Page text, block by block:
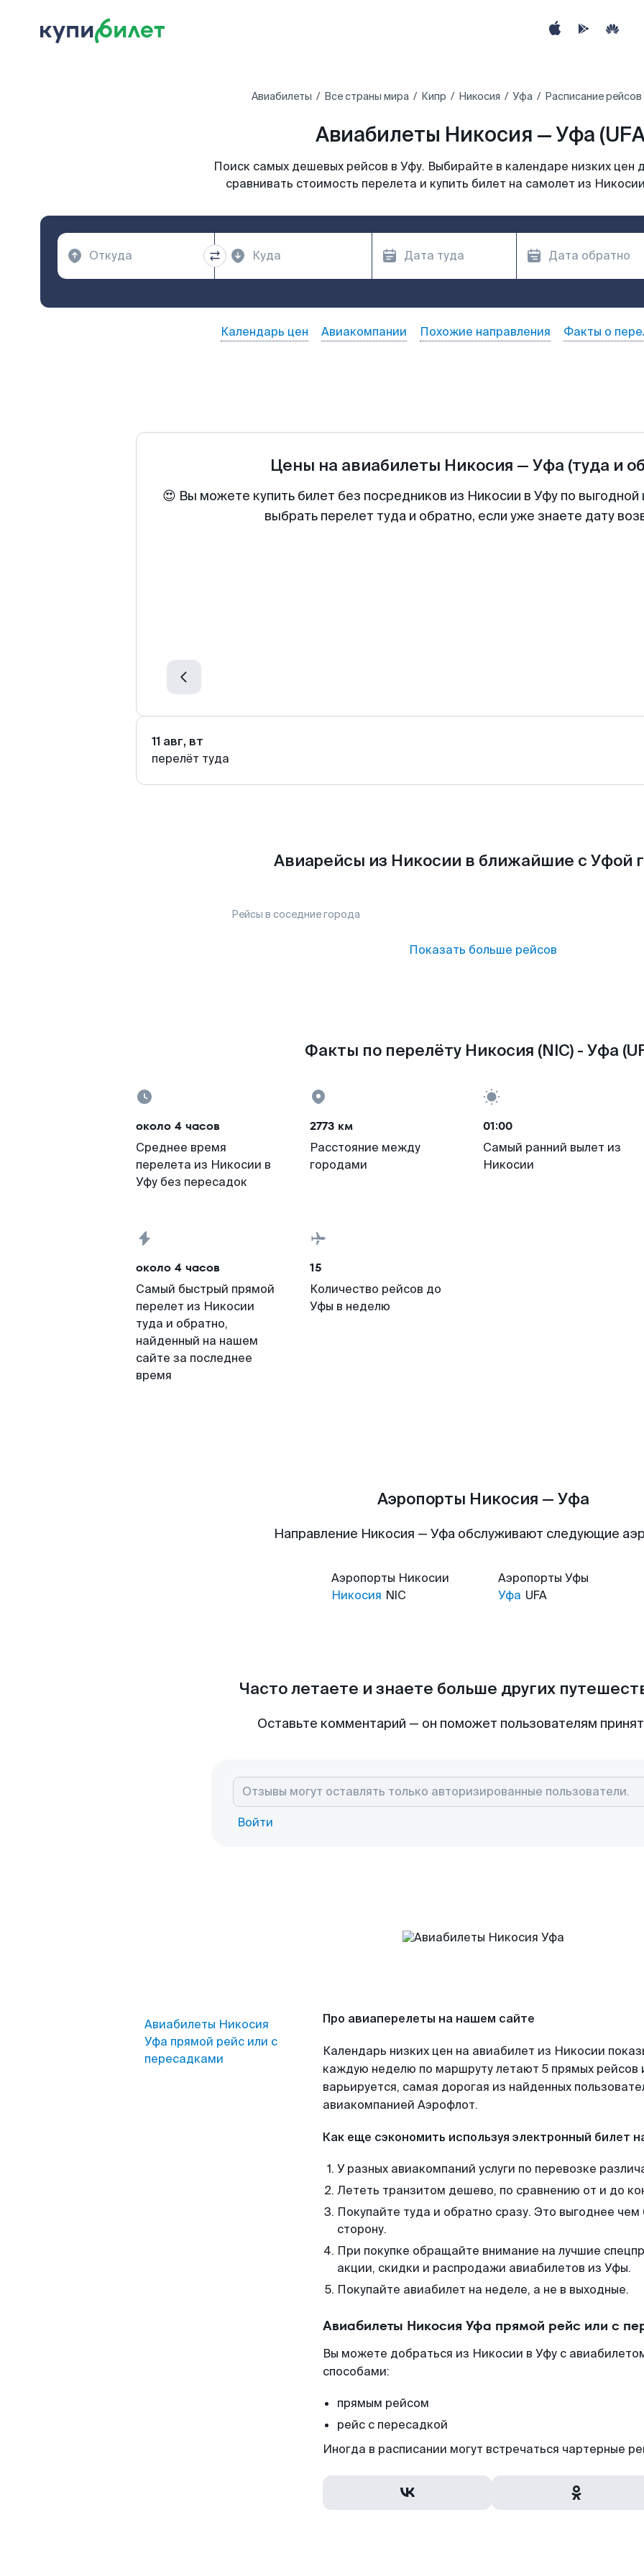
Авиабилеты Все страны мира Кипр Никосия Уфа Расписание
Авиабилеты Никосия — Уфа
Поиск самых дешевых рейсов в Уфу. Выбирайте в календаре низких цен
сравнивать стоимость перелета и купить билет на самолет из
Календарь цен Авиакомпании Похожие направления Факты о
Цены на авиабилеты Никосия — Уфа (туда и
😍 Вы можете купить билет без посредников из Никосии в Уфу по
выбрать перелет туда и обратно, если уже знаете дату
11 авг, вт
перелёт туда
Авиарейсы из Никосии в ближайшие с Уфой
Рейсы в соседние города
Показать больше рейсов
Факты по перелёту Никосия (NIC) - Уфа
около 4 часов
Среднее время
перелета из Никосии в
Уфу без пересадок
2773 км
Расстояние между
городами
01:00
Самый ранний вылет из
Никосии
около 4 часов
Самый быстрый прямой
перелет из Никосии
туда и обратно,
найденный на нашем
сайте за последнее
время
15
Количество рейсов до
Уфы в неделю
Аэропорты Никосия — Уфа
Направление Никосия — Уфа обслуживают следующие
Аэропорты Никосии
Никосия NIC
Аэропорты Уфы
Уфа UFA
Часто летаете и знаете больше других
Оставьте комментарий — он поможет пользователям
Войти
Авиабилеты Никосия
Уфа прямой рейс или с
пересадками
Про авиаперелеты на нашем сайте
Календарь низких цен на авиабилет из Никосии
каждую неделю по маршруту летают 5 прямых рейсов
варьируется, самая дорогая из найденных
авиакомпанией Аэрофлот.
Как еще сэкономить используя электронный билет
У разных авиакомпаний услуги по перевозке
Лететь транзитом дешево, по сравнению от и до
Покупайте туда и обратно сразу. Это выгоднее
сторону.
При покупке обращайте внимание на лучшие
акции, скидки и распродажи авиабилетов из Уфы.
Покупайте авиабилет на неделе, а не в выходные.
Авиабилеты Никосия Уфа прямой рейс или с
Вы можете добраться из Никосии в Уфу с
способами:
прямым рейсом
рейс с пересадкой
Иногда в расписании могут встречаться чартерные